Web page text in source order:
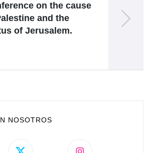
on the cause
and the
of Jerusalem.
NOSOTROS